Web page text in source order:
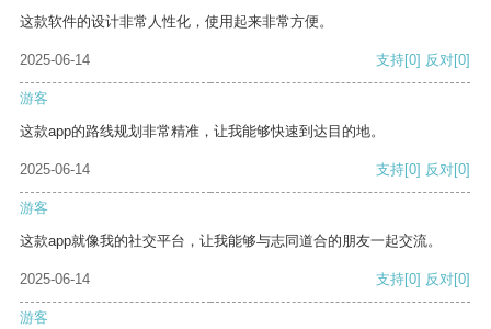
这款软件的设计非常人性化，使用起来非常方便。
2025-06-14 支持[0] 反对[0]
游客
这款app的路线规划非常精准，让我能够快速到达目的地。
2025-06-14 支持[0] 反对[0]
游客
这款app就像我的社交平台，让我能够与志同道合的朋友一起交流。
2025-06-14 支持[0] 反对[0]
游客